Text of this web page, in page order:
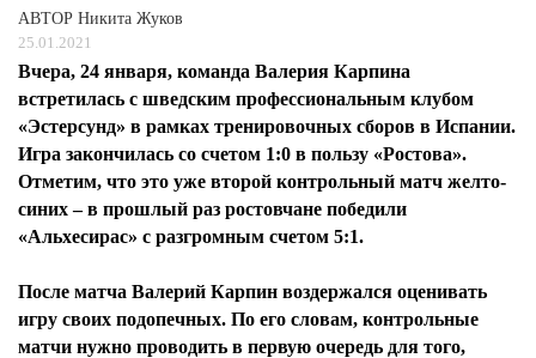
АВТОР Никита Жуков
25.01.2021
Вчера, 24 января, команда Валерия Карпина
встретилась с шведским профессиональным клубом
«Эстерсунд» в рамках тренировочных сборов в Испании.
Игра закончилась со счетом 1:0 в пользу «Ростова».
Отметим, что это уже второй контрольный матч желто-
синих – в прошлый раз ростовчане победили
«Альхесирас» с разгромным счетом 5:1.
После матча Валерий Карпин воздержался оценивать
игру своих подопечных. По его словам, контрольные
матчи нужно проводить в первую очередь для того,